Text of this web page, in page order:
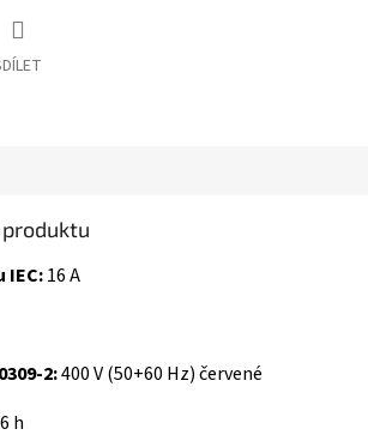
IEC:16 A
2:400 V (50+60 Hz) červené
6 h